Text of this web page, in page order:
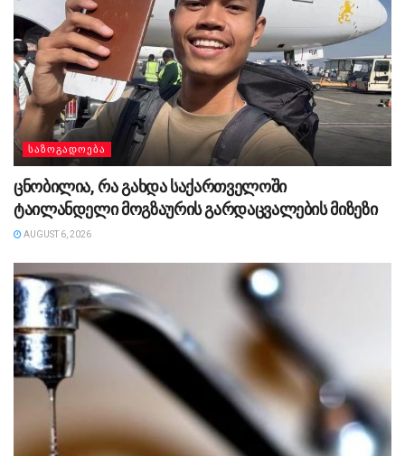
ᲡᲐᲖᲝᲒᲐᲓᲝᲔᲑᲐ
ცნობილია, რა გახდა საქართველოში
ტაილანდელი მოგზაურის გარდაცვალების მიზეზი
AUGUST 6, 2026